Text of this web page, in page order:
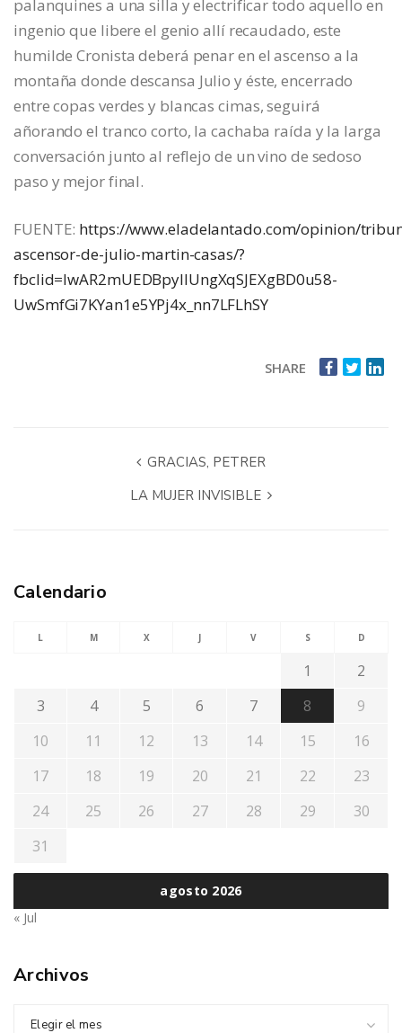
palanquines a una silla y electrificar todo aquello en
ingenio que libere el genio allí recaudado, este
humilde Cronista deberá penar en el ascenso a la
montaña donde descansa Julio y éste, encerrado
entre copas verdes y blancas cimas, seguirá
añorando el tranco corto, la cachaba raída y la larga
conversación junto al reflejo de un vino de sedoso
paso y mejor final.
FUENTE: https://www.eladelantado.com/opinion/
ascensor-de-julio-martin-casas/?
fbclid=IwAR2mUEDBpyIlUngXqSJEXgBD0u58-
UwSmfGi7KYan1e5YPj4x_nn7LFLhSY
SHARE
GRACIAS, PETRER
LA MUJER INVISIBLE
Calendario
agosto 2026
L M X J V S D
1
2
3
4 5 6 7 8
9
10
11 12 13 14 15
16
17
18 19 20 21 22
23
24
25 26 27 28 29
30
31
« Jul
Archivos
Elegir el mes